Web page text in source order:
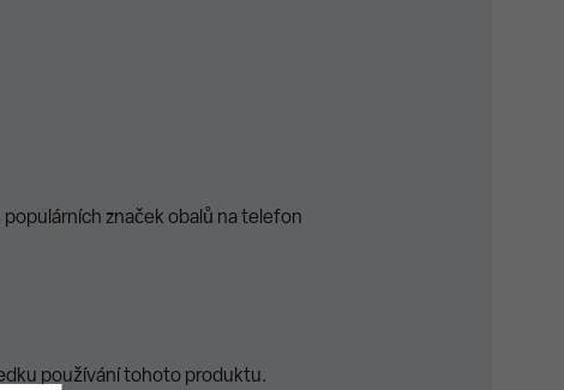
značek obalů na telefon
používání tohoto produktu.